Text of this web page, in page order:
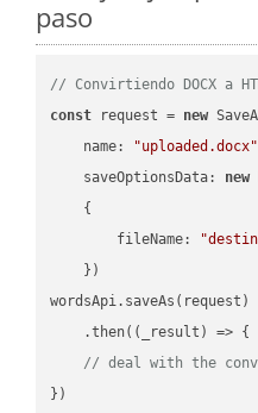
paso
// Convirtiendo DOCX a
const request = new
name: "uploaded.docx"
saveOptionsData: new
    {
fileName:
    })
wordsApi.saveAs(request)
    .then(
( _result ) => {
// deal with the
})